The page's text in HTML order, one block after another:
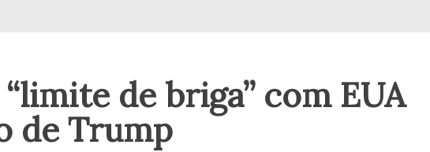
de briga” com EUA
de Trump